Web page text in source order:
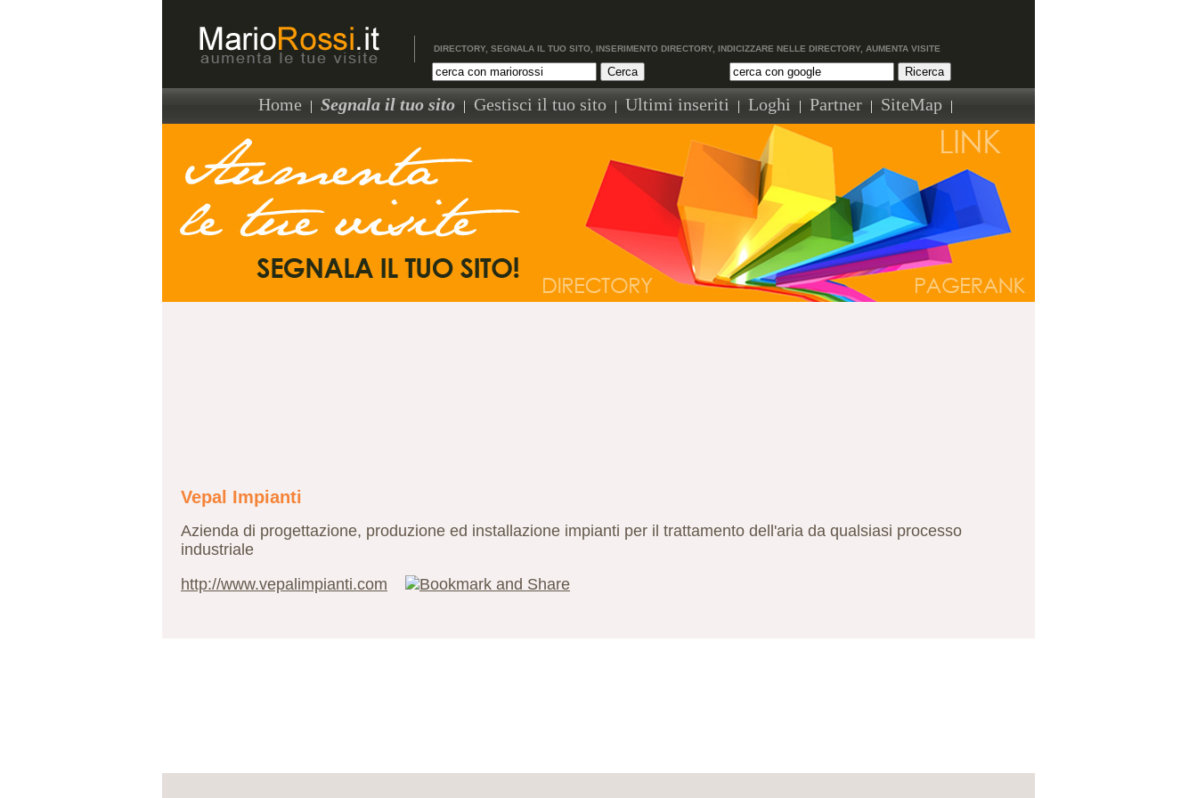
DIRECTORY, SEGNALA IL TUO SITO, INSERIMENTO DIRECTORY, INDICIZZARE NELLE DIRECTORY, AUMENTA VISITE
Home | Segnala il tuo sito | Gestisci il tuo sito | Ultimi inseriti | Loghi | Partner | SiteMap |
Vepal Impianti
Azienda di progettazione, produzione ed installazione impianti per il trattamento dell'aria da qualsiasi processo
industriale
http://www.vepalimpianti.com